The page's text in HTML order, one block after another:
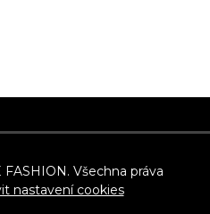
FASHION. Všechna práva
nastavení cookies